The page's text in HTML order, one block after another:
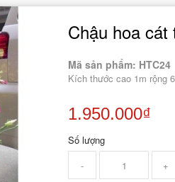
Chậu hoa cát
Mã sản phẩm: HTC24
Kích thước cao 1m rộng
1.950.000₫
Số lượng
-
+